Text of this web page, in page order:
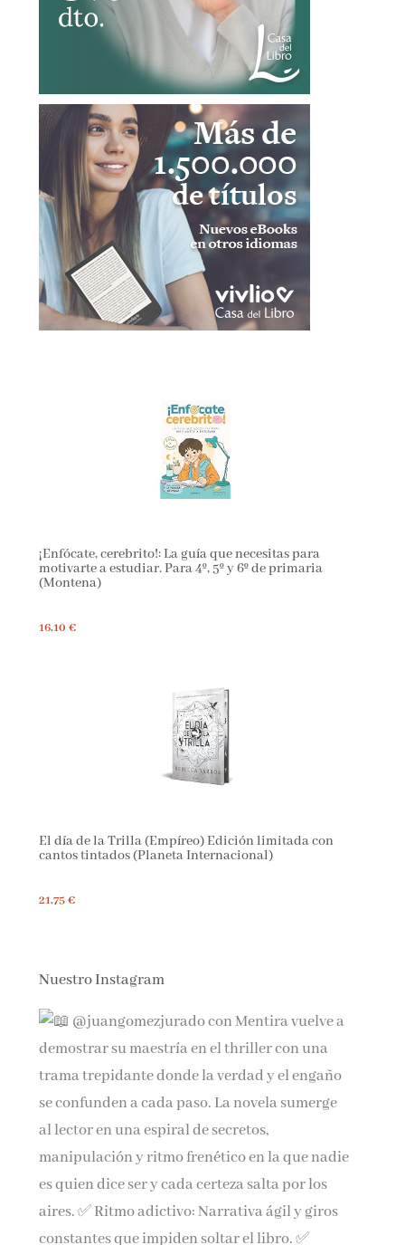
¡Enfócate, cerebrito!: La guía que necesitas para
motivarte a estudiar. Para 4º, 5º y 6º de primaria
(Montena)
16,10 €
El día de la Trilla (Empíreo) Edición limitada con
cantos tintados (Planeta Internacional)
21,75 €
Nuestro Instagram